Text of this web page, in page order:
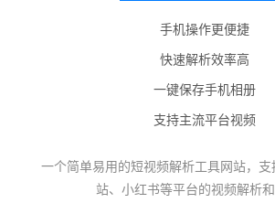
手机操作更便捷
快速解析效率高
一键保存手机相册
支持主流平台视频
一个简单易用的短视频解析工具网站，
站、小红书等平台的视频解析和